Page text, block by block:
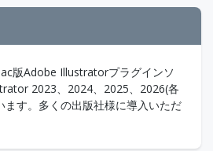
版Adobe Illustratorプラグインソ
2023、2024、2025、2026(各
ます。多くの出版社様に導入いただ